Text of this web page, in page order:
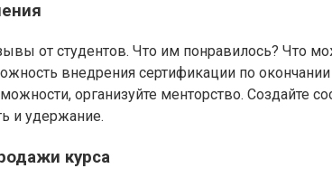
от студентов. Что им понравилось? Что
внедрения сертификации по окончании
организуйте менторство. Создайте
и удержание.
курса